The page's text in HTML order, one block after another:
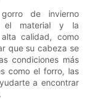
de invierno
el material y la
calidad, como
que su cabeza se
condiciones más
como el forro, las
a encontrar